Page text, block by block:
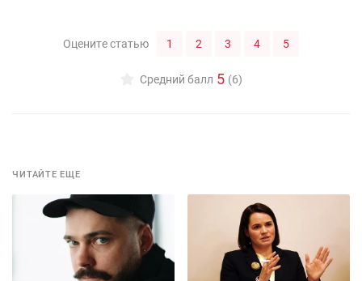
Оцените статью 1 2 3 4 5
Средний балл 5 (6)
ЧИТАЙТЕ ЕЩЕ